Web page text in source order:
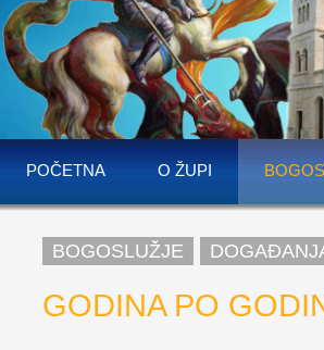
POČETNA O ŽUPI
BOGOSLUŽJE
GODINA PO